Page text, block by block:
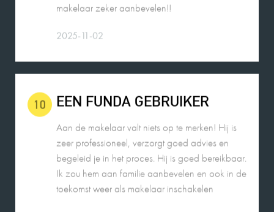
Aan de makelaar valt niets op te merken! Hij is
zeer professioneel, verzorgt goed advies en
begeleid je in het proces. Hij is goed bereikbaar.
Ik zou hem aan familie aanbevelen en ook in de
toekomst weer als makelaar inschakelen